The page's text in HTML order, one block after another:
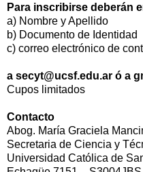
Para inscribirse deberán
a) Nombre y Apellido
b) Documento de Identidad
c) correo electrónico de
a secyt@ucsf.edu.ar ó a
Cupos limitados
Contacto
Abog. María Graciela
Secretaria de Ciencia y
Universidad Católica de